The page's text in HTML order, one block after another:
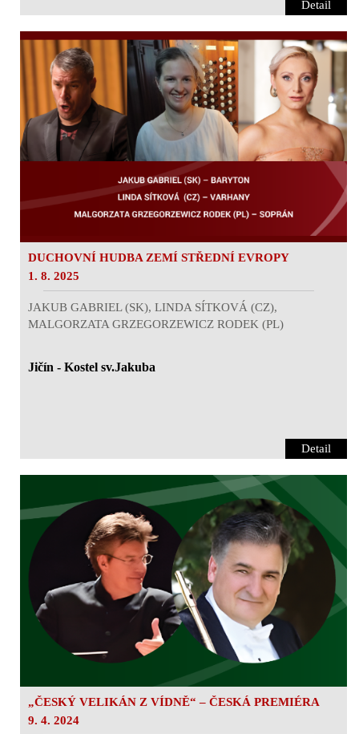
Detail
DUCHOVNÍ HUDBA ZEMÍ STŘEDNÍ EVROPY
1. 8. 2025
JAKUB GABRIEL (SK), LINDA SÍTKOVÁ (CZ),
MALGORZATA GRZEGORZEWICZ RODEK (PL)
Jičín - Kostel sv.Jakuba
Detail
„ČESKÝ VELIKÁN Z VÍDNĚ“ – ČESKÁ PREMIÉRA
9. 4. 2024